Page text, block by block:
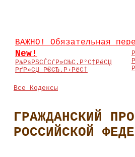
ВАЖНО! Обязательная
New!
РљРѕРЅСЃСѓР»СЊС‚Р°С†РёСЏ
РґР»СЏ Р®СЂ.Р›РёС†
Все Кодексы
ГРАЖДАНСКИЙ
РОССИЙСКОЙ